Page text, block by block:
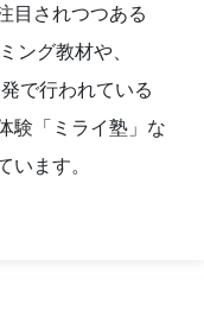
目されつつある
ング教材や、
で行われている
験「ミライ塾」な
ます。